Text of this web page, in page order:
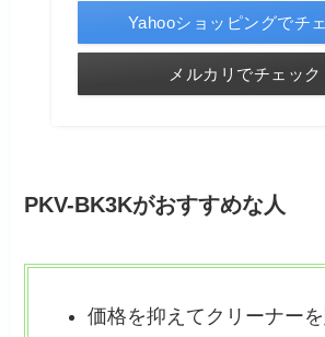
Yahooショッピングでチ
メルカリでチェック
PKV-BK3Kがおすすめな人
価格を抑えてクリーナー